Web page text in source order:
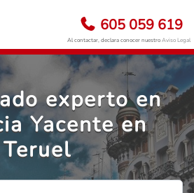
605 059 619
Al contactar, declara conocer nuestroAviso Legal
experto en
Yacente en
Teruel